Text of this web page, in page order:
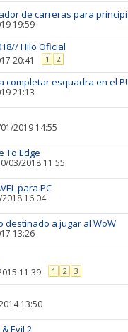
de carreras para
19:59
Hilo Oficial
20:41 1 2
completar esquadra en el
21:13
2019 14:55
To Edge
03/2018 11:55
para PC
16:04
destinado a jugar al WoW
13:26
11:39 1 2 3
13:50
Evil 2